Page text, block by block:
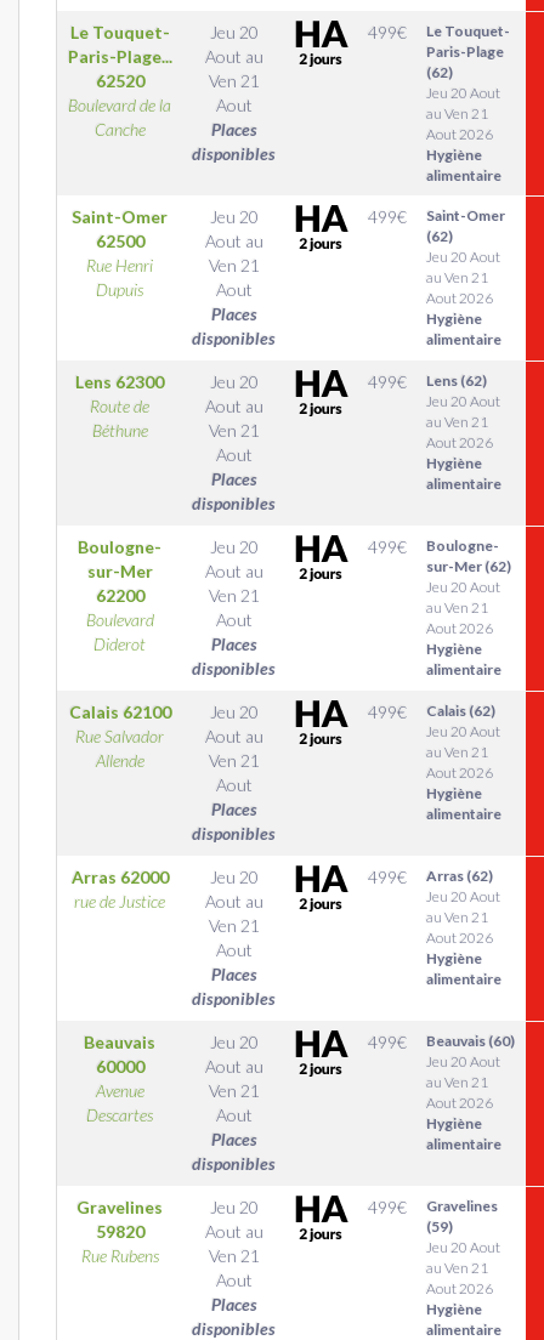
Le Touquet-
Paris-Plage...
62520
Boulevard de la
Canche
Jeu 20
Aout au
Ven 21
Aout
Places
disponibles
499€
Le Touquet-
Paris-Plage
(62)
Jeu 20 Aout
au Ven 21
Aout 2026
Hygiène
alimentaire
Saint-Omer
62500
Rue Henri
Dupuis
Jeu 20
Aout au
Ven 21
Aout
Places
disponibles
499€
Saint-Omer
(62)
Jeu 20 Aout
au Ven 21
Aout 2026
Hygiène
alimentaire
Lens 62300
Route de
Béthune
Jeu 20
Aout au
Ven 21
Aout
Places
disponibles
499€
Lens (62)
Jeu 20 Aout
au Ven 21
Aout 2026
Hygiène
alimentaire
Boulogne-
sur-Mer
62200
Boulevard
Diderot
Jeu 20
Aout au
Ven 21
Aout
Places
disponibles
499€
Boulogne-
sur-Mer (62)
Jeu 20 Aout
au Ven 21
Aout 2026
Hygiène
alimentaire
Calais 62100
Rue Salvador
Allende
Jeu 20
Aout au
Ven 21
Aout
Places
disponibles
499€
Calais (62)
Jeu 20 Aout
au Ven 21
Aout 2026
Hygiène
alimentaire
Arras 62000
rue de Justice
Jeu 20
Aout au
Ven 21
Aout
Places
disponibles
499€
Arras (62)
Jeu 20 Aout
au Ven 21
Aout 2026
Hygiène
alimentaire
Beauvais
60000
Avenue
Descartes
Jeu 20
Aout au
Ven 21
Aout
Places
disponibles
499€
Beauvais (60)
Jeu 20 Aout
au Ven 21
Aout 2026
Hygiène
alimentaire
Gravelines
59820
Rue Rubens
Jeu 20
Aout au
Ven 21
Aout
Places
disponibles
499€
Gravelines
(59)
Jeu 20 Aout
au Ven 21
Aout 2026
Hygiène
alimentaire